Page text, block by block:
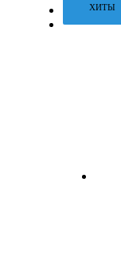
ХИТЫ